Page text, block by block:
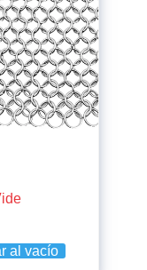
al vacío